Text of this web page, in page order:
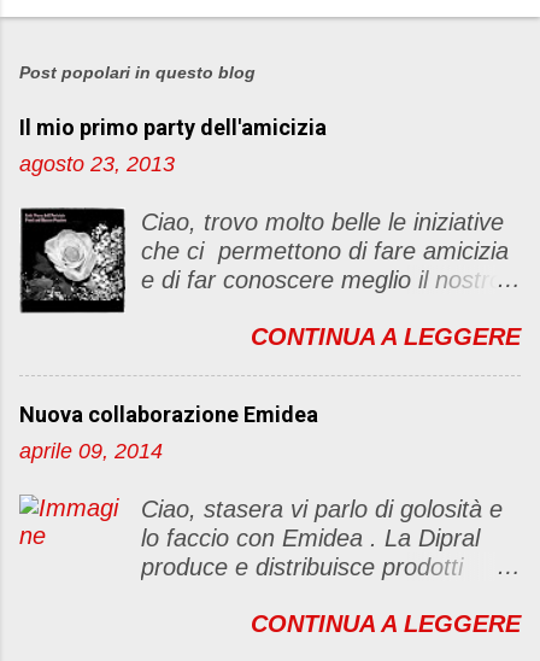
P
s
a
u
c
o
m
m
t
o
Post popolari in questo blog
Il mio primo party dell'amicizia
agosto 23, 2013
Ciao, trovo molto belle le iniziative
che ci permettono di fare amicizia
e di far conoscere meglio il nostro
un "party" dell'amicizia .... Mi
post, ma anche di sentimenti ed
emozioni. Non siete obbligate a
avete il tempo bene, altrimenti no
problem. :D Le regole sono le
seguenti 1) Prelevare l'immagine
blog con il link del mio
CONTINUA A LEGGERE
Nuova collaborazione Emidea
aprile 09, 2014
Ciao, stasera vi parlo di golosità e
lo faccio con Emidea . La Dipral
produce e distribuisce prodotti
qualità a marchio Emidea (rivolti
CONTINUA A LEGGERE